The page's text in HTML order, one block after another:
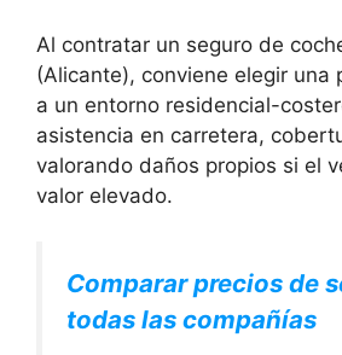
Al contratar un seguro de
(Alicante), conviene elegir una
a un entorno residencial-
asistencia en carretera,
valorando daños propios si el
valor elevado.
Comparar precios de
todas las compañías